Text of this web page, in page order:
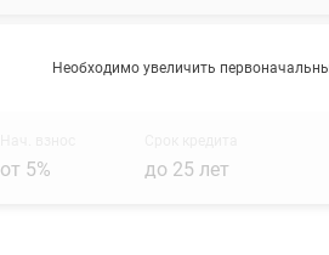
Необходимо увеличить
от 5% до 25 лет